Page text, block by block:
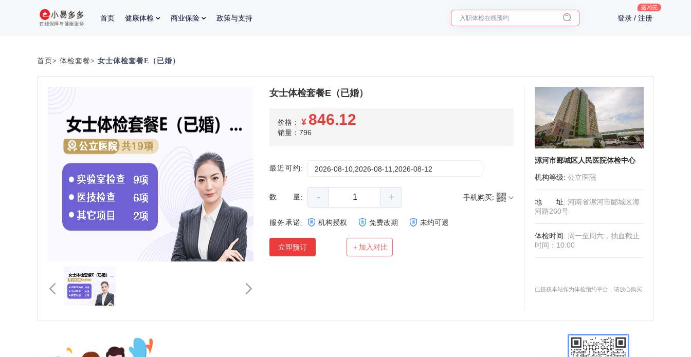
首页 健康体检 商业保险 政策与支持 入职体检在线预约 登录 / 注册
首页> 体检套餐> 女士体检套餐E（已婚）
女士体检套餐E（已婚）
价格： ¥ 846.12
销量：796
最近可约: 2026-08-10,2026-08-11,2026-08-12
数量: - + 手机购买:
服务承诺: 机构授权 免费改期 未约可退
立即预订 ＋加入对比
漯河市郾城区人民医院体检中心
机构等级: 公立医院
地址: 河南省漯河市郾城区海
河路260号
体检时间: 周一至周六，抽血截止
时间：10:00
已授权本站作为体检预约平台，请放心购买